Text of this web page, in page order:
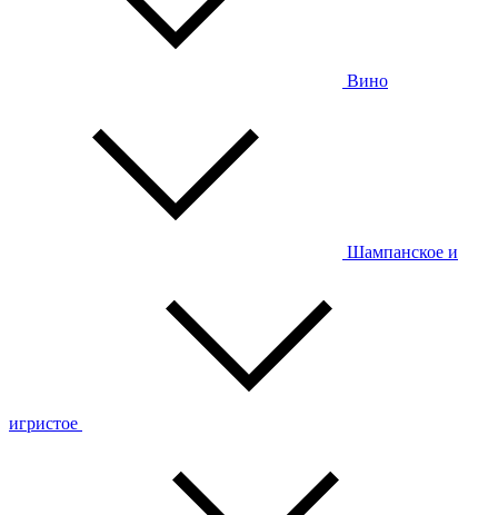
Вино
Шампанское и
игристое